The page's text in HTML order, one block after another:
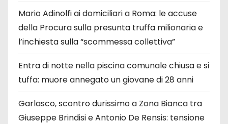
Mario Adinolfi ai domiciliari a Roma: le accuse
della Procura sulla presunta truffa milionaria e
l’inchiesta sulla “scommessa collettiva”
Entra di notte nella piscina comunale chiusa e si
tuffa: muore annegato un giovane di 28 anni
Garlasco, scontro durissimo a Zona Bianca tra
Giuseppe Brindisi e Antonio De Rensis: tensione